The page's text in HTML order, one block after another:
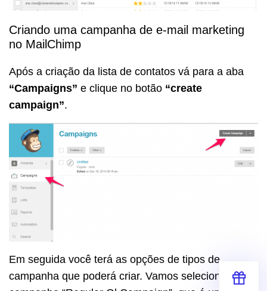
Criando uma campanha de e-mail marketing
no MailChimp
Após a criação da lista de contatos vá para a aba
“Campaigns” e clique no botão “create
campaign”.
Em seguida você terá as opções de tipos de
campanha que poderá criar. Vamos selecionar a